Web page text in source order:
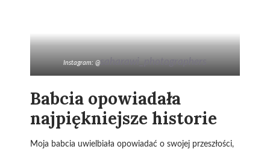
Instagram: @
Babcia opowiadała
najpiękniejsze historie
Moja babcia uwielbiała opowiadać o swojej przeszłości,